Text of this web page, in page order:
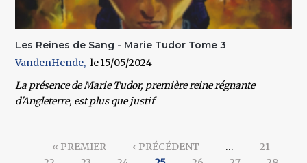
Les Reines de Sang - Marie Tudor Tome 3
VandenHende
15/05/2024
La présence de Marie Tudor, première reine régnante
d'Angleterre, est plus que justif
« PREMIER ‹ PRÉCÉDENT …
21